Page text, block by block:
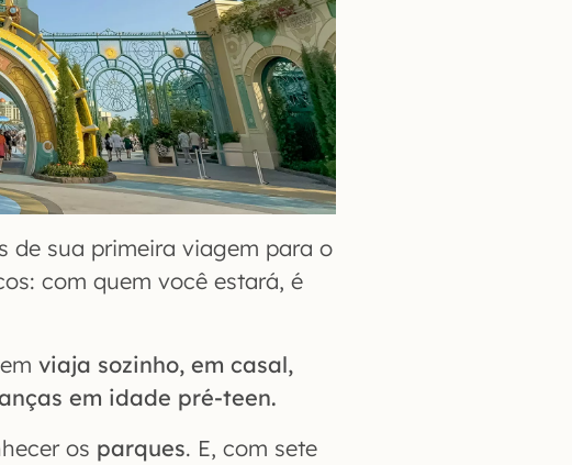
de sua primeira viagem para o
com quem você estará, é
viaja sozinho, em casal,
em idade pré-teen.
os parques. E, com sete